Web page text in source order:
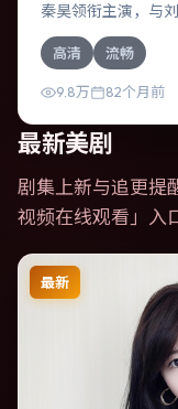
秦昊领衔主演，与
类型，主要班底与
被慢慢缝合。影片
晰，适合喜欢强情
高清 流畅
9.8万 82个月前
最新美剧
剧集上新与追更提
视频在线观看 」入
最新